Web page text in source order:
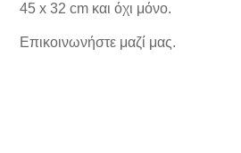
45 x 32 cm και όχι μόνο.
Επικοινωνήστε μαζί μας.